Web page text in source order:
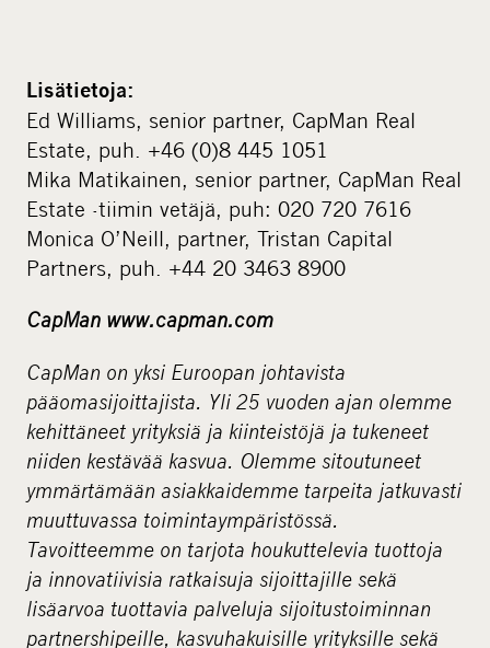
Lisätietoja:
Ed Williams, senior partner, CapMan Real
Estate, puh. +46 (0)8 445 1051
Mika Matikainen, senior partner, CapMan Real
Estate -tiimin vetäjä, puh: 020 720 7616
Monica O’Neill, partner, Tristan Capital
Partners, puh. +44 20 3463 8900
CapMan www.capman.com
CapMan on yksi Euroopan johtavista
pääomasijoittajista. Yli 25 vuoden ajan olemme
kehittäneet yrityksiä ja kiinteistöjä ja tukeneet
niiden kestävää kasvua. Olemme sitoutuneet
ymmärtämään asiakkaidemme tarpeita jatkuvasti
muuttuvassa toimintaympäristössä.
Tavoitteemme on tarjota houkuttelevia tuottoja
ja innovatiivisia ratkaisuja sijoittajille sekä
lisäarvoa tuottavia palveluja sijoitustoiminnan
partnershipeille, kasvuhakuisille yrityksille sekä